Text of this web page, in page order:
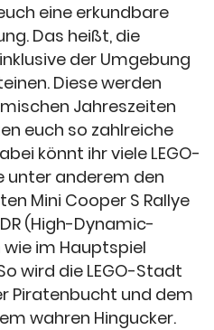
eine erkundbare
Das heißt, die
der Umgebung
Diese werden
Jahreszeiten
euch so zahlreiche
könnt ihr viele LEGO-
unter anderem den
Mini Cooper S Rallye
(High-Dynamic-
wie im Hauptspiel
wird die LEGO-Stadt
Piratenbucht und dem
wahren Hingucker.